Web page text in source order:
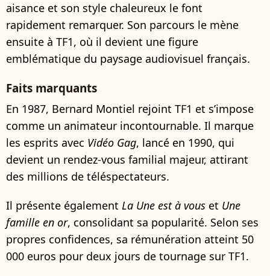
aisance et son style chaleureux le font
rapidement remarquer. Son parcours le mène
ensuite à TF1, où il devient une figure
emblématique du paysage audiovisuel français.
Faits marquants
En 1987, Bernard Montiel rejoint TF1 et s’impose
comme un animateur incontournable. Il marque
les esprits avec Vidéo Gag, lancé en 1990, qui
devient un rendez-vous familial majeur, attirant
des millions de téléspectateurs.
Il présente également La Une est à vous et Une
famille en or, consolidant sa popularité. Selon ses
propres confidences, sa rémunération atteint 50
000 euros pour deux jours de tournage sur TF1.